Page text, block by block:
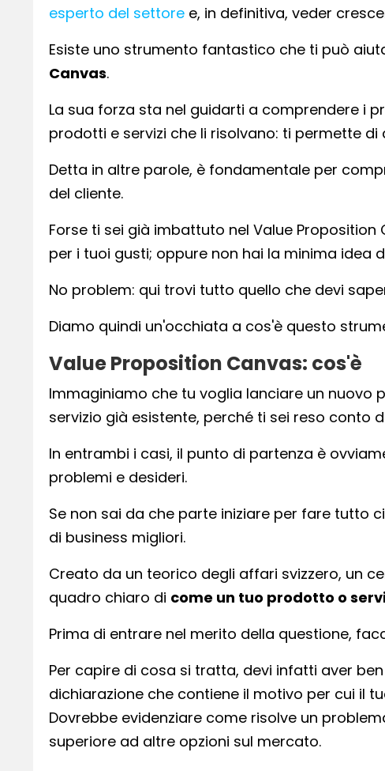
esperto del settore e, in definitiva, veder
Esiste uno strumento fantastico che ti può
Canvas.
La sua forza sta nel guidarti a comprendere i
prodotti e servizi che li risolvano: ti permette di
Detta in altre parole, è fondamentale per
del cliente.
Forse ti sei già imbattuto nel Value
per i tuoi gusti; oppure non hai la minima idea
No problem: qui trovi tutto quello che devi
Diamo quindi un'occhiata a cos'è questo
Value Proposition Canvas: cos'è
Immaginiamo che tu voglia lanciare un nuovo
servizio già esistente, perché ti sei reso conto
In entrambi i casi, il punto di partenza è
problemi e desideri.
Se non sai da che parte iniziare per fare tutto
di business migliori.
Creato da un teorico degli affari svizzero, un
quadro chiaro di come un tuo prodotto o
Prima di entrare nel merito della questione,
Per capire di cosa si tratta, devi infatti aver
dichiarazione che contiene il motivo per cui il
Dovrebbe evidenziare come risolve un
superiore ad altre opzioni sul mercato.